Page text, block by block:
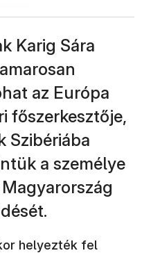
Karig Sára
az Európa
főszerkesztője,
Szibériába
a személye
helyezték fel